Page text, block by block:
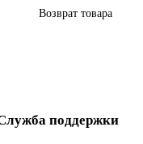
Возврат товара
поддержки